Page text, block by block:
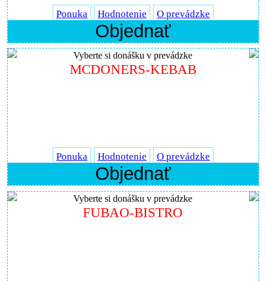
Ponuka Hodnotenie O prevádzke
Objednať
Vyberte si donášku v prevádzke
MCDONERS-KEBAB
Ponuka Hodnotenie O prevádzke
Objednať
Vyberte si donášku v prevádzke
FUBAO-BISTRO